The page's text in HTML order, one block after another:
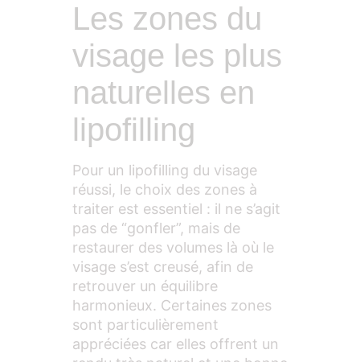
Les zones du
visage les plus
naturelles en
lipofilling
Pour un lipofilling du visage
réussi, le choix des zones à
traiter est essentiel : il ne s’agit
pas de “gonfler”, mais de
restaurer des volumes là où le
visage s’est creusé, afin de
retrouver un équilibre
harmonieux. Certaines zones
sont particulièrement
appréciées car elles offrent un